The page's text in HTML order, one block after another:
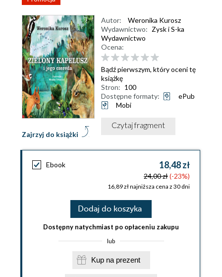
Zajrzyj do książki
Autor:
Weronika Kurosz
Wydawnictwo: Zysk i S-ka
Wydawnictwo
Ocena:
Bądź pierwszym, który oceni tę
książkę
Stron: 100
Dostępne formaty:
ePub
Mobi
Czytaj fragment
Ebook 18,48 zł
24,00 zł(-23%)
16,89 zł najniższa cena z 30 dni
Dodaj do koszyka
Dostępny natychmiast po opłaceniu zakupu
lub
Kup na prezent